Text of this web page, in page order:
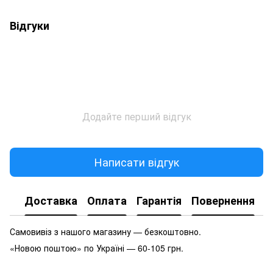
Відгуки
Додайте перший відгук
Написати відгук
Доставка Оплата Гарантія Повернення
Самовивіз з нашого магазину — безкоштовно.
«Новою поштою» по Україні — 60-105 грн.